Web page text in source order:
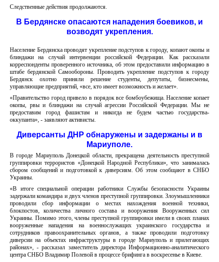
Следственные действия продолжаются.
В Бердянске опасаются нападения боевиков, и
возводят укрепления.
Население Бердянска проводят укрепление подступов к городу, копают окопы и
блиндажи на случай интервенции российской Федерации. Как рассказали
корреспонденты проверенного источника, об этом предоставили информацию в
штабе бердянской Самообороны. Проводить укрепление подступов к городу
Бердянск охотно приняли решение студенты, депутаты, бизнесмены,
управляющие предприятий, «все, кто имеет возможность и желает».
«Правительство город привело в порядок все бомбоубежища. Население копает
окопы, рвы и блиндажи на случай агрессии Российской Федерации. Мы не
предоставим город фашистам и никогда не будем частью государства-
оккупанта», - заявляют активисты.
Диверсанты ДНР обнаружены и задержаны и в
Мариуполе.
В городе Мариуполь Донецкой области, прекращена деятельность преступной
группировки террористов «Донецкой Народной Республики», что занималась
сбором сообщений и подготовкой к диверсиям. Об этом сообщают в СНБО
Украины.
«В итоге специальной операции работники Службы безопасности Украины
задержали командира и двух членов преступной группировки. Злоумышленники
проводили сбор информации о местах нахождения военной техники,
блокпостов, количества личного состава и вооружения Вооруженных сил
Украины. Помимо этого, члены преступной группировки имели в своих планах
вооруженные нападения на военнослужащих украинского государства и
сотрудников правоохранительных органов, а также проводили подготовку
диверсии на объектах инфраструктуры в городе Мариуполь и прилегающих
районах», - рассказал заместитель директора Информационно-аналитического
центра СНБО Владимир Полевой в процессе брифинга в воскресенье в Киеве.